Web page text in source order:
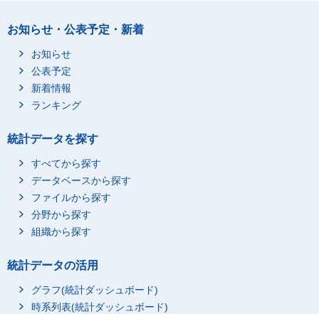
お知らせ・公表予定・新着
お知らせ
公表予定
新着情報
ランキング
統計データを探す
すべてから探す
データベースから探す
ファイルから探す
分野から探す
組織から探す
統計データの活用
グラフ(統計ダッシュボード)
時系列表(統計ダッシュボード)